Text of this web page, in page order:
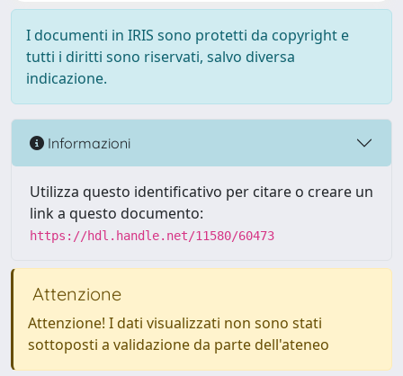
I documenti in IRIS sono protetti da copyright e
tutti i diritti sono riservati, salvo diversa
indicazione.
Informazioni
Utilizza questo identificativo per citare o creare un
link a questo documento:
https://hdl.handle.net/11580/60473
Attenzione
Attenzione! I dati visualizzati non sono stati
sottoposti a validazione da parte dell'ateneo